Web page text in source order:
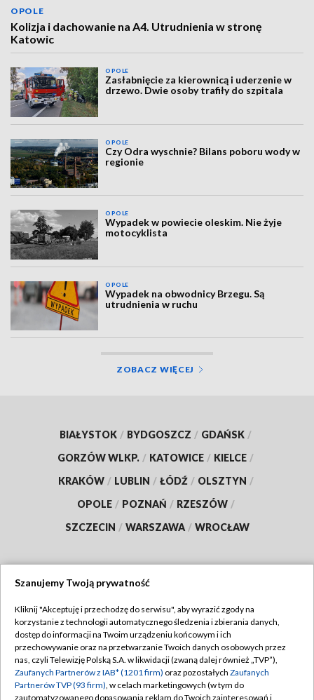
OPOLE
Kolizja i dachowanie na A4. Utrudnienia w stronę
Katowic
OPOLE
Zasłabnięcie za kierownicą i uderzenie w
drzewo. Dwie osoby trafiły do szpitala
OPOLE
Czy Odra wyschnie? Bilans poboru wody w
regionie
OPOLE
Wypadek w powiecie oleskim. Nie żyje
motocyklista
OPOLE
Wypadek na obwodnicy Brzegu. Są
utrudnienia w ruchu
ZOBACZ WIĘCEJ
BIAŁYSTOK / BYDGOSZCZ / GDAŃSK /
GORZÓW WLKP. / KATOWICE / KIELCE /
KRAKÓW / LUBLIN / ŁÓDŹ / OLSZTYN /
OPOLE / POZNAŃ / RZESZÓW /
SZCZECIN / WARSZAWA / WROCŁAW
TVP
Abonament TVP
Emisja w TVP
Centrum informacji TVP
Regulamin TVP
Polityka prywatności
Moje zgody
Szanujemy Twoją prywatność
Kliknij "Akceptuję i przechodzę do serwisu", aby wyrazić zgody na
korzystanie z technologii automatycznego śledzenia i zbierania danych,
dostęp do informacji na Twoim urządzeniu końcowym i ich
przechowywanie oraz na przetwarzanie Twoich danych osobowych przez
nas, czyli Telewizję Polską S.A. w likwidacji (zwaną dalej również „TVP”),
Zaufanych Partnerów z IAB* (1201 firm) oraz pozostałych Zaufanych
Partnerów TVP (93 firm), w celach marketingowych (w tym do
zautomatyzowanego dopasowania reklam do Twoich zainteresowań i